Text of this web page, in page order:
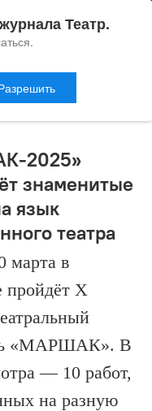
2025»
знаменитые
язык
театра
марта в
пройдёт Х
«МАРШАК». В
— 10 работ,
на разную
Театр.